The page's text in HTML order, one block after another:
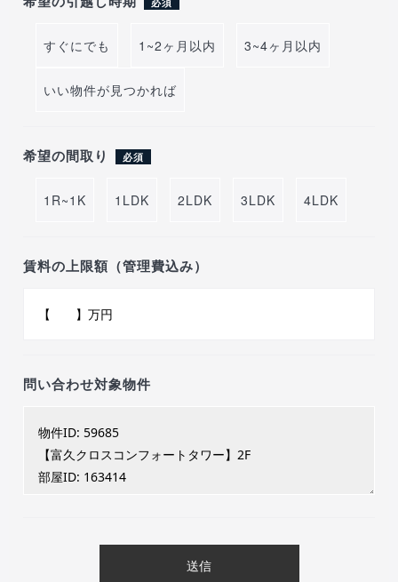
すぐにでも 1~2ヶ月以内 3~4ヶ月以内
いい物件が見つかれば
希望の間取り 必須
1R~1K 1LDK 2LDK 3LDK 4LDK
賃料の上限額（管理費込み）
問い合わせ対象物件